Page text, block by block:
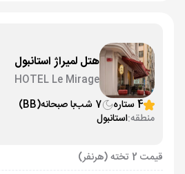
هتل لمیراژ استانبول
HOTEL Le Mirage
4 ستاره
7 شب با صبحانه(BB)
منطقه:استانبول
قیمت 2 تخته (هرنفر)